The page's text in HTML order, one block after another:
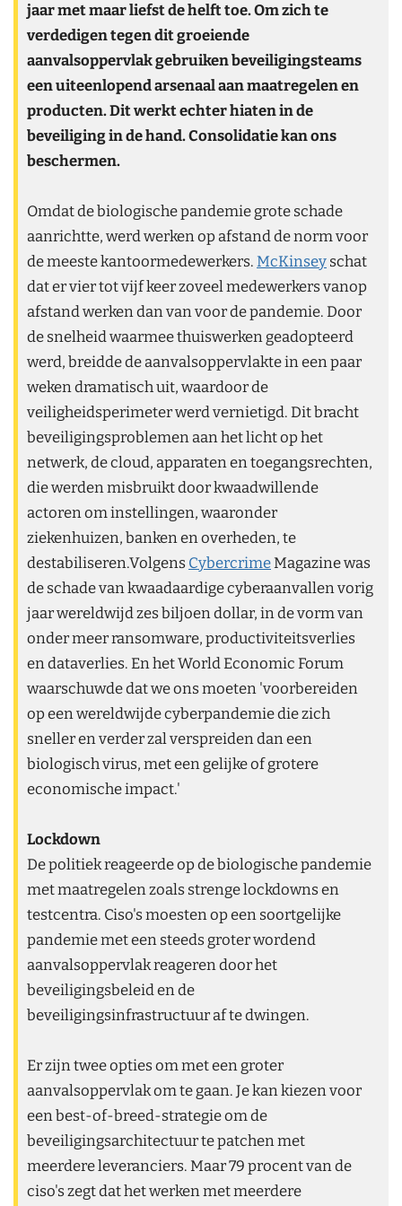
jaar met maar liefst de helft toe. Om zich te
verdedigen tegen dit groeiende
aanvalsoppervlak gebruiken beveiligingsteams
een uiteenlopend arsenaal aan maatregelen en
producten. Dit werkt echter hiaten in de
beveiliging in de hand. Consolidatie kan ons
beschermen.
Omdat de biologische pandemie grote schade
aanrichtte, werd werken op afstand de norm voor
de meeste kantoormedewerkers. McKinsey schat
dat er vier tot vijf keer zoveel medewerkers vanop
afstand werken dan van voor de pandemie. Door
de snelheid waarmee thuiswerken geadopteerd
werd, breidde de aanvalsoppervlakte in een paar
weken dramatisch uit, waardoor de
veiligheidsperimeter werd vernietigd. Dit bracht
beveiligingsproblemen aan het licht op het
netwerk, de cloud, apparaten en toegangsrechten,
die werden misbruikt door kwaadwillende
actoren om instellingen, waaronder
ziekenhuizen, banken en overheden, te
destabiliseren.Volgens Cybercrime Magazine was
de schade van kwaadaardige cyberaanvallen vorig
jaar wereldwijd zes biljoen dollar, in de vorm van
onder meer ransomware, productiviteitsverlies
en dataverlies. En het World Economic Forum
waarschuwde dat we ons moeten 'voorbereiden
op een wereldwijde cyberpandemie die zich
sneller en verder zal verspreiden dan een
biologisch virus, met een gelijke of grotere
economische impact.'
Lockdown
De politiek reageerde op de biologische pandemie
met maatregelen zoals strenge lockdowns en
testcentra. Ciso's moesten op een soortgelijke
pandemie met een steeds groter wordend
aanvalsoppervlak reageren door het
beveiligingsbeleid en de
beveiligingsinfrastructuur af te dwingen.
Er zijn twee opties om met een groter
aanvalsoppervlak om te gaan. Je kan kiezen voor
een best-of-breed-strategie om de
beveiligingsarchitectuur te patchen met
meerdere leveranciers. Maar 79 procent van de
ciso's zegt dat het werken met meerdere